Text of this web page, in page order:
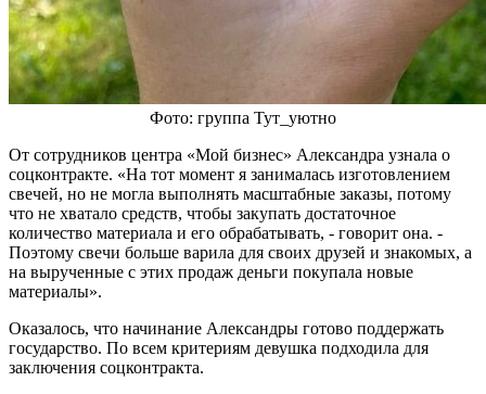
Фото: группа Тут_уютно
От сотрудников центра «Мой бизнес» Александра узнала о
соцконтракте. «На тот момент я занималась изготовлением
свечей, но не могла выполнять масштабные заказы, потому
что не хватало средств, чтобы закупать достаточное
количество материала и его обрабатывать, - говорит она. -
Поэтому свечи больше варила для своих друзей и знакомых, а
на вырученные с этих продаж деньги покупала новые
материалы».
Оказалось, что начинание Александры готово поддержать
государство. По всем критериям девушка подходила для
заключения соцконтракта.